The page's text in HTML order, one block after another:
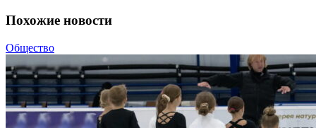
Похожие новости
Общество